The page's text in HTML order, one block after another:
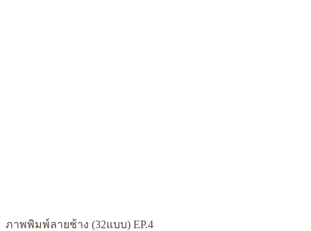
ภาพพิมพ์ลายช้าง (32แบบ) EP.4